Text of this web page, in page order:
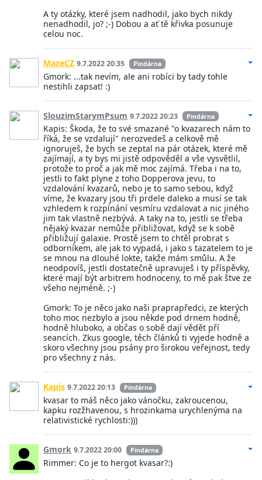
A ty otázky, které jsem nadhodil, jako bych nikdy
nenadhodil, jo? ;-) Dobou a ať tě křivka posunuje
celou noc.
MazeCZ 9.7.2022 20:35 Pindárna
Gmork: ...tak nevím, ale ani robíci by tady tohle
nestihli zapsat! :)
SlouzimStarymPsum 9.7.2022 20:23 Pindárna
Kapis: Škoda, že to své smazané "o kvazarech nám to
říká, že se vzdalují" nerozvedeš a celkově mě
ignoruješ, že bych se zeptal na pár otázek, které mě
zajímají, a ty bys mi jistě odpověděl a vše vysvětlil,
protože to proč a jak mě moc zajímá. Třeba i na to,
jestli to fakt plyne z toho Dopperova jevu, to
vzdalování kvazarů, nebo je to samo sebou, když
víme, že kvazary jsou tři prdele daleko a musí se tak
vzhledem k rozpínání vesmíru vzdalovat a nic jiného
jim tak vlastně nezbývá. A taky na to, jestli se třeba
nějaký kvazar nemůže přibližovat, když se k sobě
přibližují galaxie. Prostě jsem to chtěl probrat s
odborníkem, ale jak to vypadá, i jako s tazatelem to je
se mnou na dlouhé lokte, takže mám smůlu. A že
neodpovíš, jestli dostatečně upravuješ i ty příspěvky,
které mají být arbitrem hodnoceny, to mě pak štve ze
všeho nejméně. ;-)
Gmork: To je něco jako naši praprapředci, ze kterých
toho moc nezbylo a jsou někde pod drnem hodně,
hodně hluboko, a občas o sobě dají vědět pří
seancích. Zkus google, těch článků ti vyjede hodně a
skoro všechny jsou psány pro širokou veřejnost, tedy
pro všechny z nás.
Kapis 9.7.2022 20:13 Pindárna
kvasar to máš něco jako vánočku, zakroucenou,
kapku rozžhavenou, s hrozinkama urychlenýma na
relativistické rychlosti:)))
Gmork 9.7.2022 20:00 Pindárna
Rimmer: Co je to hergot kvasar?:)